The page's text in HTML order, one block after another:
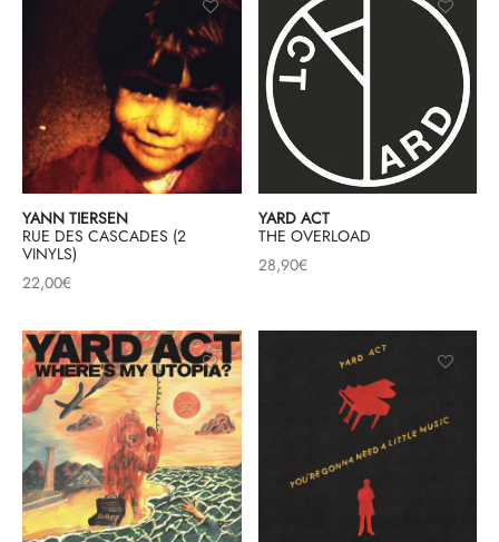
YANN TIERSEN
RUE DES CASCADES (2
VINYLS)
22,00€
YARD ACT
THE OVERLOAD
28,90€